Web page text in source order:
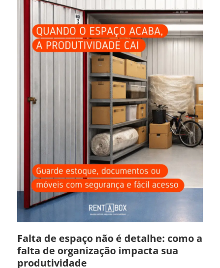
Falta de espaço não é detalhe: como a
falta de organização impacta sua
produtividade